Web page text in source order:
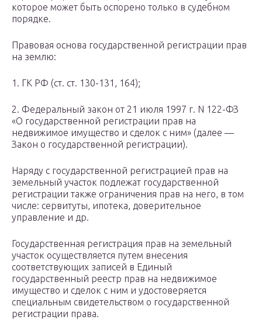
которое может быть оспорено только в судебном
порядке.
Правовая основа государственной регистрации прав
на землю:
1. ГК РФ (ст. ст. 130-131, 164);
2. Федеральный закон от 21 июля 1997 г. N 122-ФЗ
«О государственной регистрации прав на
недвижимое имущество и сделок с ним» (далее —
Закон о государственной регистрации).
Наряду с государственной регистрацией прав на
земельный участок подлежат государственной
регистрации также ограничения прав на него, в том
числе: сервитуты, ипотека, доверительное
управление и др.
Государственная регистрация прав на земельный
участок осуществляется путем внесения
соответствующих записей в Единый
государственный реестр прав на недвижимое
имущество и сделок с ним и удостоверяется
специальным свидетельством о государственной
регистрации права.